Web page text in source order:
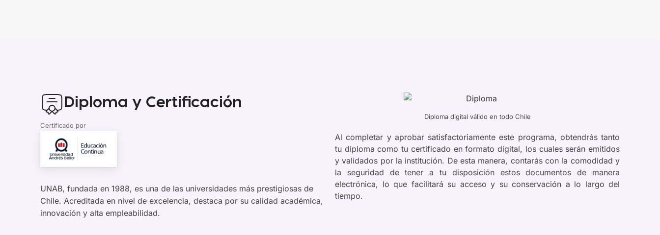
Diploma y Certificación
Certificado por
UNAB, fundada en 1988, es una de las universidades más prestigiosas de
Chile. Acreditada en nivel de excelencia, destaca por su calidad académica,
innovación y alta empleabilidad.
Diploma digital válido en todo Chile
Al completar y aprobar satisfactoriamente este programa, obtendrás tanto
tu diploma como tu certificado en formato digital, los cuales serán emitidos
y validados por la institución. De esta manera, contarás con la comodidad y
la seguridad de tener a tu disposición estos documentos de manera
electrónica, lo que facilitará su acceso y su conservación a lo largo del
tiempo.